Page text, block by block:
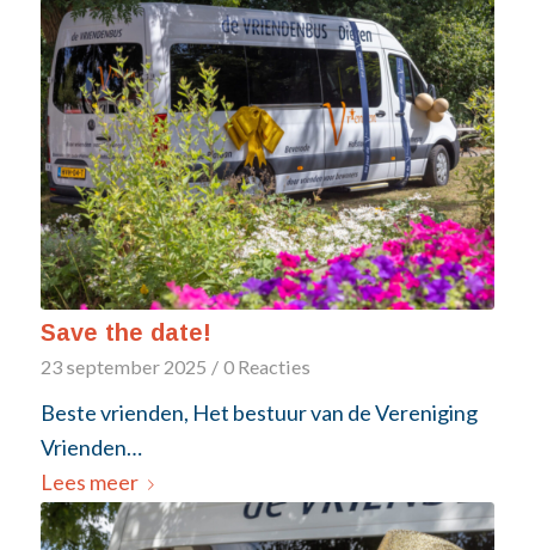
Save the date!
23 september 2025 / 0 Reacties
Beste vrienden, Het bestuur van de Vereniging
Vrienden…
Lees meer